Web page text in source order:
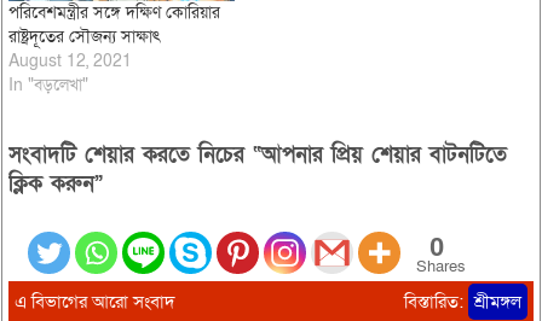
পরিবেশমন্ত্রীর সঙ্গে দক্ষিণ কোরিয়ার
রাষ্ট্রদূতের সৌজন্য সাক্ষাৎ
August 12, 2021
In "বড়লেখা"
সংবাদটি শেয়ার করতে নিচের “আপনার প্রিয় শেয়ার বাটনটিতে
ক্লিক করুন”
0
Shares
এ বিভাগের আরো সংবাদ বিস্তারিত: শ্রীমঙ্গল